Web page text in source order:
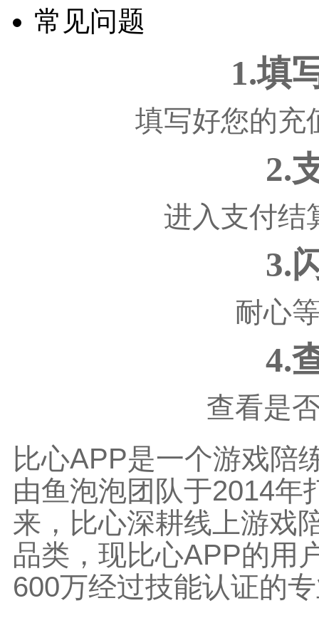
常见问题
1.填
填写好您的充
2.
进入支付结
3.
耐心
4.
查看是
比心APP是一个游戏陪
由鱼泡泡团队于2014年
来，比心深耕线上游戏
品类，现比心APP的用
600万经过技能认证的